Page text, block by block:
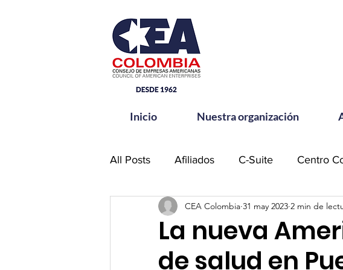
Inicio Nuestra organización
All Posts Afiliados C-Suite Centro
Comité de Seguridad CEA-OSAC
Hands for Change Networking CEA
La nueva
de salud en
CEA Colombia 31 may 2023 2 min de